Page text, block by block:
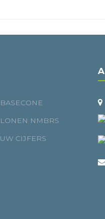
BASECONE
LONEN NMBRS
UW CIJFERS